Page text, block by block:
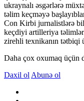
ukraynalı əsgərlərə
təlim keçməyə
Con Kirbi jurnalistlərə
keçdiyi artilleriya
zirehli texnikanın
Daha çox oxumaq üçün
Daxil ol Abunə ol